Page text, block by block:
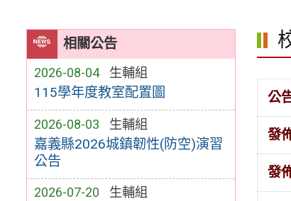
相關公告
2026-08-04 生輔組
115學年度教室配置圖
2026-08-03 生輔組
嘉義縣2026城鎮韌性(防空)演習
公告
2026-07-20 生輔組
公
發
發